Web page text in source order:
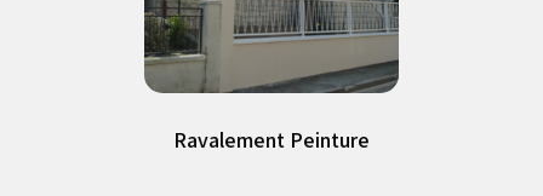
Ravalement Peinture
Ravalement Peinture